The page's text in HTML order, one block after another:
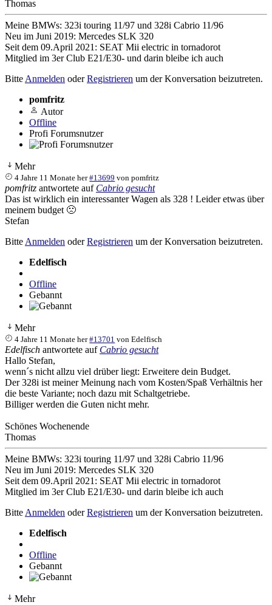
Thomas
Meine BMWs: 323i touring 11/97 und 328i Cabrio 11/96
Neu im Juni 2019: Mercedes SLK 320
Seit dem 09.April 2021: SEAT Mii electric in tornadorot
Mitglied im 3er Club E21/E30- und darin bleibe ich auch
Bitte Anmelden oderRegistrieren um der Konversation beizutreten.
pomfritz
Autor
Offline
Profi Forumsnutzer
Mehr
4 Jahre 11 Monate her #13699 vonpomfritz
pomfritz antwortete auf Cabrio gesucht
Das ist wirklich ein interessanter Wagen als 328 ! Leider etwas über
meinem budget 🙁
Stefan
Bitte Anmelden oderRegistrieren um der Konversation beizutreten.
Edelfisch
Offline
Gebannt
Mehr
4 Jahre 11 Monate her #13701 vonEdelfisch
Edelfisch antwortete auf Cabrio gesucht
Hallo Stefan,
wenn´s nicht allzu viel drüber liegt: Erweitere dein Budget.
Der 328i ist meiner Meinung nach vom Kosten/Spaß Verhältnis her
die beste Variante; noch dazu mit Schaltgetriebe.
Billiger werden die Guten nicht mehr.
Schönes Wochenende
Thomas
Meine BMWs: 323i touring 11/97 und 328i Cabrio 11/96
Neu im Juni 2019: Mercedes SLK 320
Seit dem 09.April 2021: SEAT Mii electric in tornadorot
Mitglied im 3er Club E21/E30- und darin bleibe ich auch
Bitte Anmelden oderRegistrieren um der Konversation beizutreten.
Edelfisch
Offline
Gebannt
Mehr